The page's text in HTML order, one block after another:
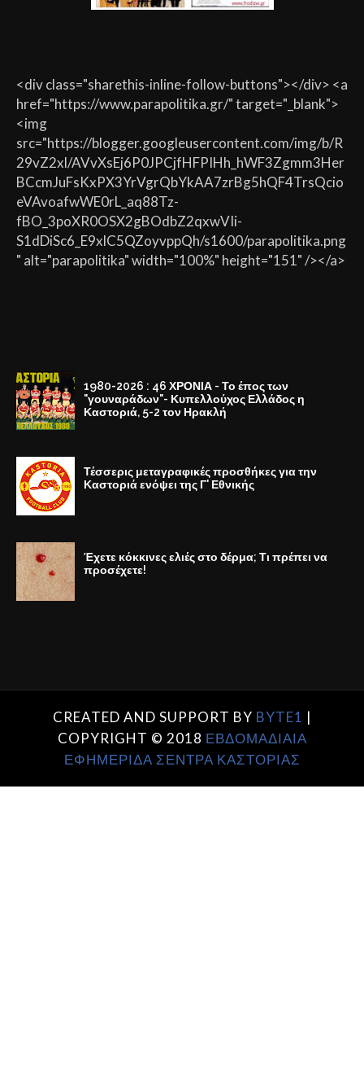
<div class="sharethis-inline-follow-buttons"></div> <a
href="https://www.parapolitika.gr/" target="_blank">
<img
src="https://blogger.googleusercontent.com/img/b/R
29vZ2xl/AVvXsEj6P0JPCjfHFPIHh_hWF3Zgmm3Her
BCcmJuFsKxPX3YrVgrQbYkAA7zrBg5hQF4TrsQcio
eVAvoafwWE0rL_aq88Tz-
fBO_3poXR0OSX2gBOdbZ2qxwVIi-
S1dDiSc6_E9xlC5QZoyvppQh/s1600/parapolitika.png
" alt="parapolitika" width="100%" height="151" /></a>
1980-2026 : 46 ΧΡΟΝΙΑ - Το έπος των
"γουναράδων"- Κυπελλούχος Ελλάδος η
Καστοριά, 5-2 τον Ηρακλή
Τέσσερις μεταγραφικές προσθήκες για την
Καστοριά ενόψει της Γ' Εθνικής
Έχετε κόκκινες ελιές στο δέρμα; Τι πρέπει να
προσέχετε!
CREATED AND SUPPORT BY BYTE1 |
COPYRIGHT © 2018 ΕΒΔΟΜΑΔΙΑΙΑ
ΕΦΗΜΕΡΙΔΑ ΣΕΝΤΡΑ ΚΑΣΤΟΡΙΑΣ